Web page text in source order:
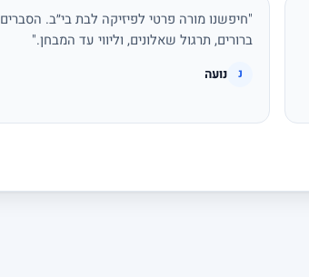
"חיפשנו מורה פרטי לפיזיקה לבת בי״ב. הסברים
ברורים, תרגול שאלונים, וליווי עד המבחן."
נ נועה